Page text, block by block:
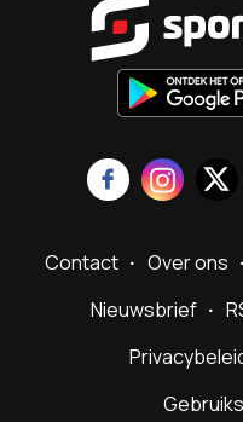
Contact Over ons
Nieuwsbrief